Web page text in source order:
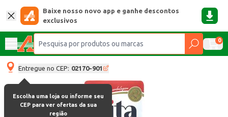
Baixe nosso novo app e ganhe descontos
exclusivos
0
Entregue no CEP: 02170-901
Escolha uma loja ou informe seu
CEP para ver ofertas da sua
região